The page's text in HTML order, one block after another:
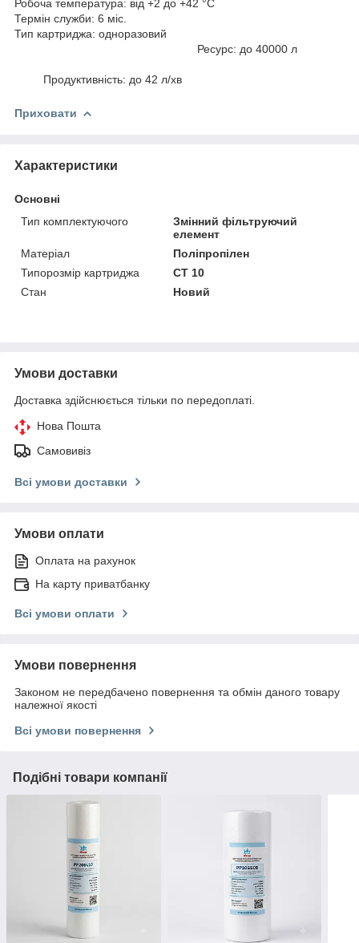
Робоча температура: від +2 до +42 °C
Термін служби: 6 міс.
Тип картриджа: одноразовий
Ресурс: до 40000 л
Продуктивність: до 42 л/хв
Приховати
Характеристики
Основні
Тип комплектуючого
Змінний фільтруючий
елемент
Матеріал
Поліпропілен
Типорозмір картриджа
СТ 10
Стан
Новий
Умови доставки
Доставка здійснюється тільки по передоплаті.
Нова Пошта
Самовивіз
Всі умови доставки
Умови оплати
Оплата на рахунок
На карту приватбанку
Всі умови оплати
Умови повернення
Законом не передбачено повернення та обмін даного товару
належної якості
Всі умови повернення
Подібні товари компанії